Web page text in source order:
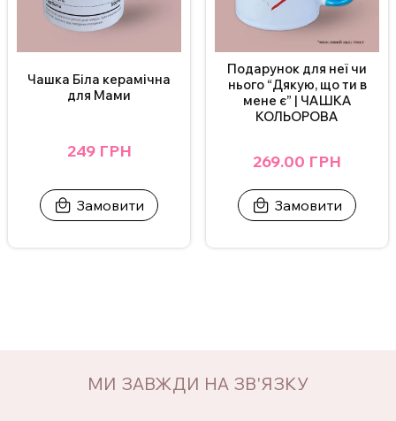
Чашка Біла керамічна
для Мами
249 ГРН
Замовити
Подарунок для неї чи
нього “Дякую, що ти в
мене є” | ЧАШКА
КОЛЬОРОВА
269.00 ГРН
Замовити
МИ ЗАВЖДИ НА ЗВ'ЯЗКУ